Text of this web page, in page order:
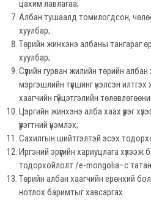
цахим лавлагаа;
Албан тушаалд томилогдсон,
хуулбар;
Төрийн жинхэнэ албаны тангараг
хуулбар;
Сүүлийн гурван жилийн төрийн албан
мэргэшлийн түвшинг үнэлсэн
хаагчийн гүйцэтгэлийн
Цэргийн жинхэнэ алба хаах үүрэг
үүрэгтний үнэмлэх;
Сахилгын шийтгэлтэй эсэх
Иргэний эрүүгийн хариуцлага хүлээж
тодорхойлолт /e-mongolia–с
Төрийн албан хаагчийн ерөнхий
нотлох баримтыг хавсаргах